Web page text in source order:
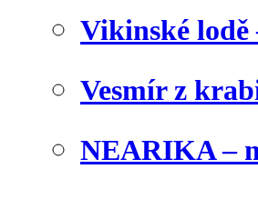
Vikinské lodě
Vesmír z
NEARIKA –